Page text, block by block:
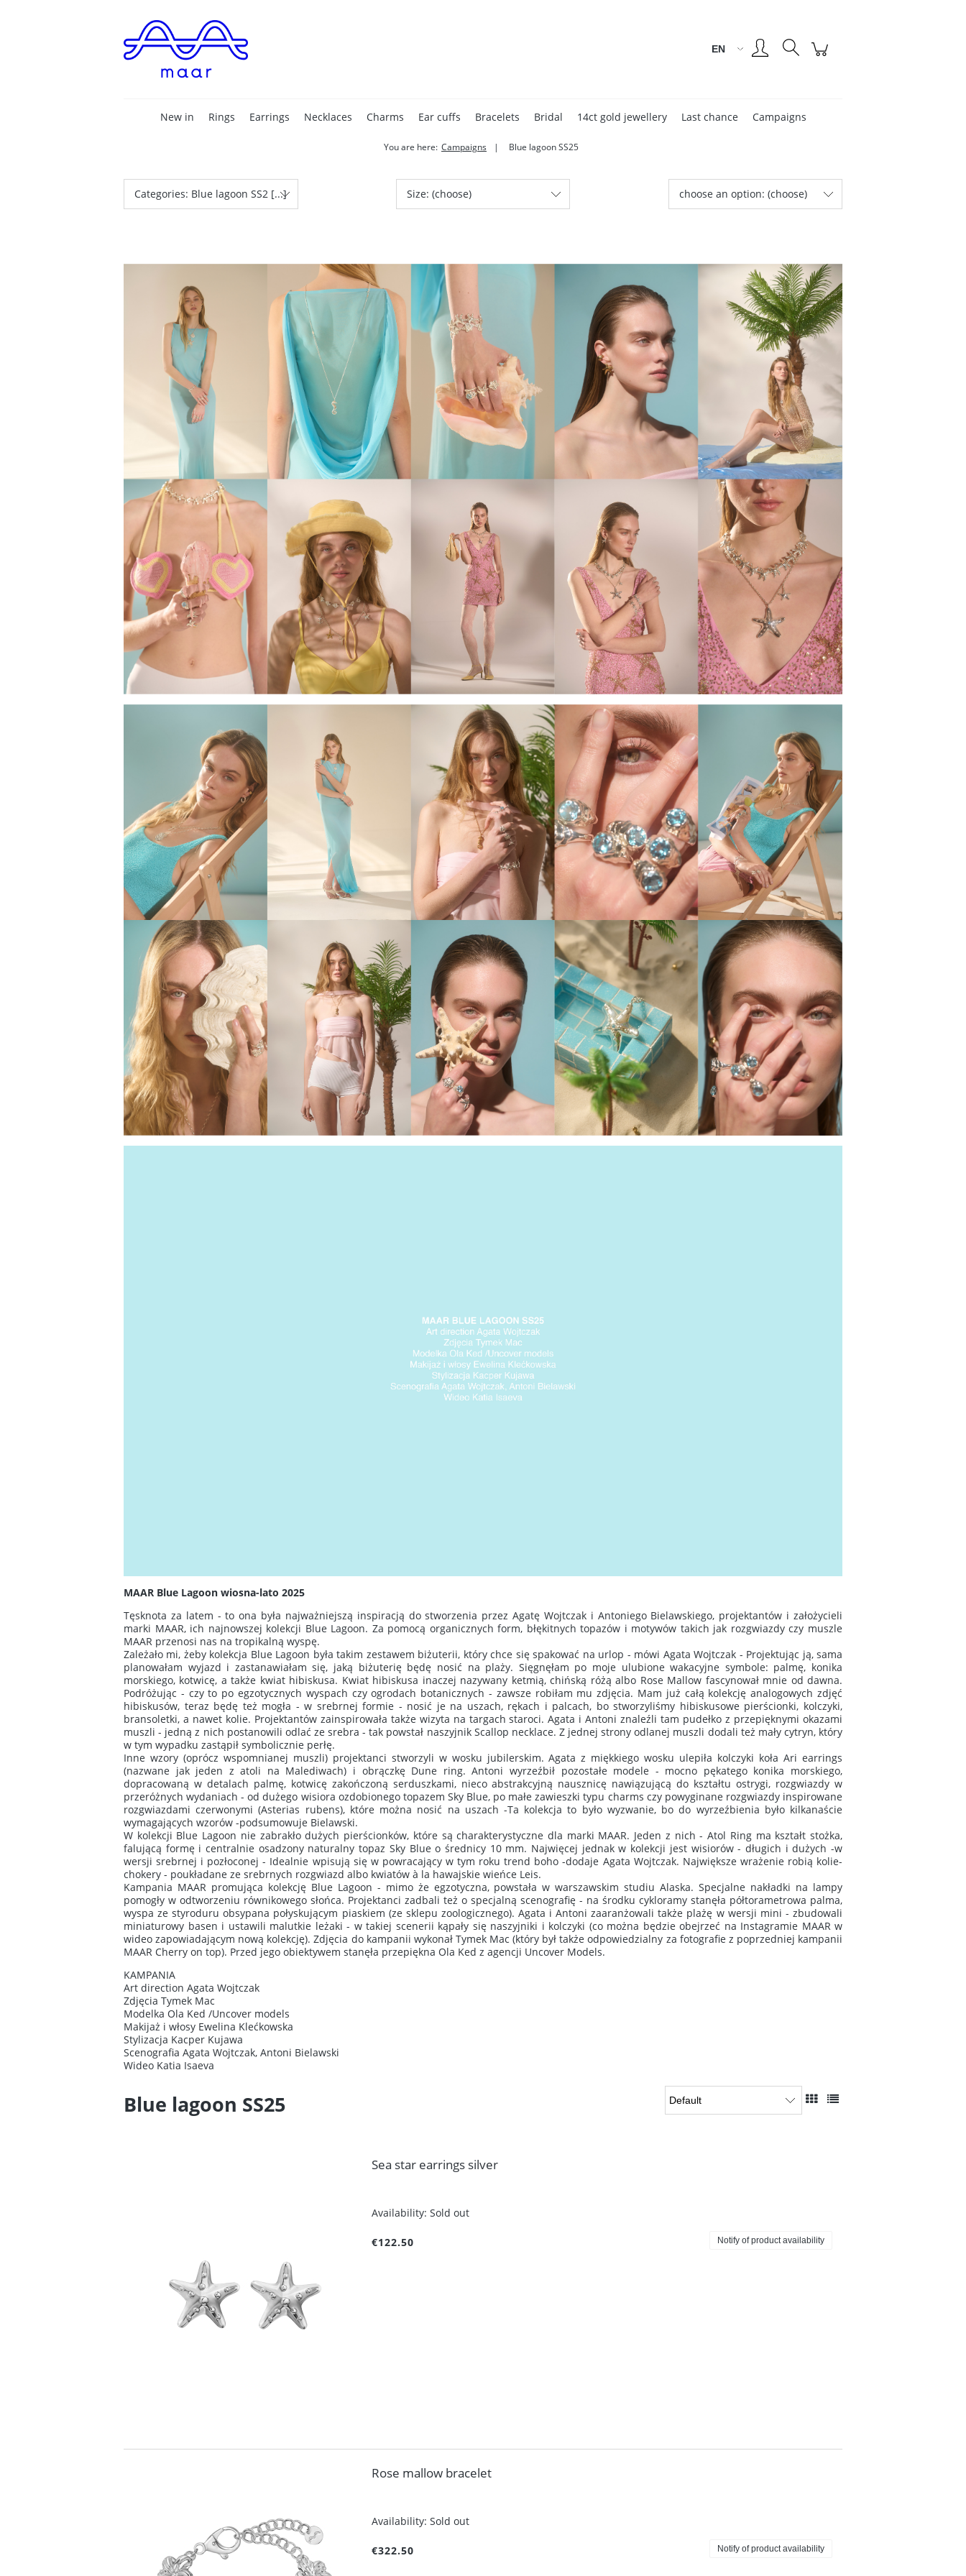
New in Rings Earrings Necklaces Charms Ear cuffs Bracelets Bridal 14ct gold jewellery Last chance Campaigns
You are here: Campaigns Blue lagoon SS25
Categories: Blue lagoon SS2 [...] Size: (choose) choose an option: (choose)
MAAR Blue Lagoon wiosna-lato 2025
Tęsknota za latem - to ona była najważniejszą inspiracją do stworzenia przez Agatę Wojtczak i Antoniego Bielawskiego, projektantów i założycieli
marki MAAR, ich najnowszej kolekcji Blue Lagoon. Za pomocą organicznych form, błękitnych topazów i motywów takich jak rozgwiazdy czy muszle
MAAR przenosi nas na tropikalną wyspę.
Zależało mi, żeby kolekcja Blue Lagoon była takim zestawem biżuterii, który chce się spakować na urlop - mówi Agata Wojtczak - Projektując ją, sama
planowałam wyjazd i zastanawiałam się, jaką biżuterię będę nosić na plaży. Sięgnęłam po moje ulubione wakacyjne symbole: palmę, konika
morskiego, kotwicę, a także kwiat hibiskusa. Kwiat hibiskusa inaczej nazywany ketmią, chińską różą albo Rose Mallow fascynował mnie od dawna.
Podróżując - czy to po egzotycznych wyspach czy ogrodach botanicznych - zawsze robiłam mu zdjęcia. Mam już całą kolekcję analogowych zdjęć
hibiskusów, teraz będę też mogła - w srebrnej formie - nosić je na uszach, rękach i palcach, bo stworzyliśmy hibiskusowe pierścionki, kolczyki,
bransoletki, a nawet kolie. Projektantów zainspirowała także wizyta na targach staroci. Agata i Antoni znaleźli tam pudełko z przepięknymi okazami
muszli - jedną z nich postanowili odlać ze srebra - tak powstał naszyjnik Scallop necklace. Z jednej strony odlanej muszli dodali też mały cytryn, który
w tym wypadku zastąpił symbolicznie perłę.
Inne wzory (oprócz wspomnianej muszli) projektanci stworzyli w wosku jubilerskim. Agata z miękkiego wosku ulepiła kolczyki koła Ari earrings
(nazwane jak jeden z atoli na Malediwach) i obrączkę Dune ring. Antoni wyrzeźbił pozostałe modele - mocno pękatego konika morskiego,
dopracowaną w detalach palmę, kotwicę zakończoną serduszkami, nieco abstrakcyjną nausznicę nawiązującą do kształtu ostrygi, rozgwiazdy w
przeróżnych wydaniach - od dużego wisiora ozdobionego topazem Sky Blue, po małe zawieszki typu charms czy powyginane rozgwiazdy inspirowane
rozgwiazdami czerwonymi (Asterias rubens), które można nosić na uszach -Ta kolekcja to było wyzwanie, bo do wyrzeźbienia było kilkanaście
wymagających wzorów -podsumowuje Bielawski.
W kolekcji Blue Lagoon nie zabrakło dużych pierścionków, które są charakterystyczne dla marki MAAR. Jeden z nich - Atol Ring ma kształt stożka,
falującą formę i centralnie osadzony naturalny topaz Sky Blue o średnicy 10 mm. Najwięcej jednak w kolekcji jest wisiorów - długich i dużych -w
wersji srebrnej i pozłoconej - Idealnie wpisują się w powracający w tym roku trend boho -dodaje Agata Wojtczak. Największe wrażenie robią kolie-
chokery - poukładane ze srebrnych rozgwiazd albo kwiatów à la hawajskie wieńce Leis.
Kampania MAAR promująca kolekcję Blue Lagoon - mimo że egzotyczna, powstała w warszawskim studiu Alaska. Specjalne nakładki na lampy
pomogły w odtworzeniu równikowego słońca. Projektanci zadbali też o specjalną scenografię - na środku cykloramy stanęła półtorametrowa palma,
wyspa ze styroduru obsypana połyskującym piaskiem (ze sklepu zoologicznego). Agata i Antoni zaaranżowali także plażę w wersji mini - zbudowali
miniaturowy basen i ustawili malutkie leżaki - w takiej scenerii kąpały się naszyjniki i kolczyki (co można będzie obejrzeć na Instagramie MAAR w
wideo zapowiadającym nową kolekcję). Zdjęcia do kampanii wykonał Tymek Mac (który był także odpowiedzialny za fotografie z poprzedniej kampanii
MAAR Cherry on top). Przed jego obiektywem stanęła przepiękna Ola Ked z agencji Uncover Models.
KAMPANIA
Art direction Agata Wojtczak
Zdjęcia Tymek Mac
Modelka Ola Ked /Uncover models
Makijaż i włosy Ewelina Klećkowska
Stylizacja Kacper Kujawa
Scenografia Agata Wojtczak, Antoni Bielawski
Wideo Katia Isaeva
Blue lagoon SS25
Sea star earrings silver
Availability: Sold out
€122.50 Notify of product availability
Rose mallow bracelet
Availability: Sold out
€322.50 Notify of product availability